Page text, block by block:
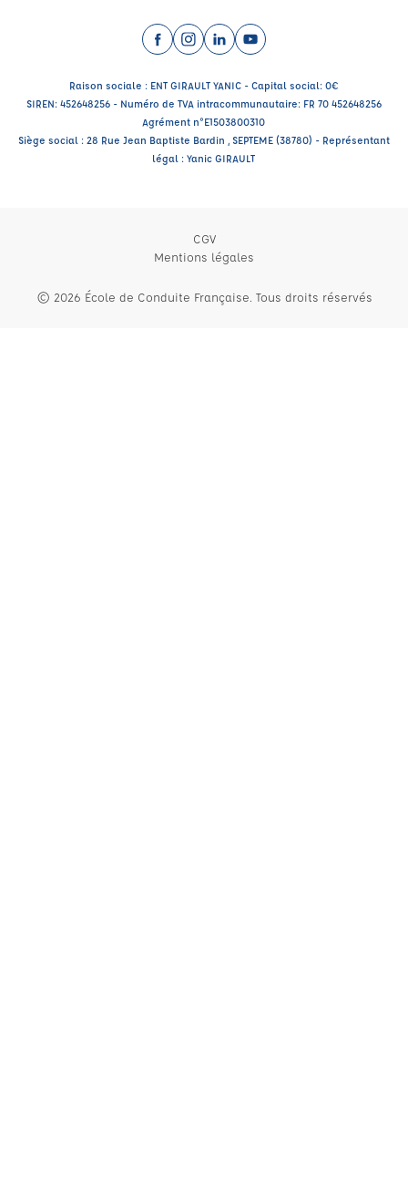
Facebook (nouvelle fenêtre)
Instagram (nouvelle fenêtre)
LinkedIn (nouvelle fenêtre)
YouTube (nouvelle
Raison sociale : ENT GIRAULT YANIC - Capital social: 0€
SIREN: 452648256 - Numéro de TVA intracommunautaire: FR 70 452648256
Agrément n°E1503800310
Siège social : 28 Rue Jean Baptiste Bardin , SEPTEME (38780) - Représentant
légal : Yanic GIRAULT
CGV
Mentions légales
© 2026 École de Conduite Française. Tous droits réservés